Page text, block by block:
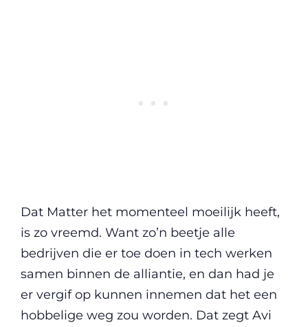
Dat Matter het momenteel moeilijk heeft,
is zo vreemd. Want zo’n beetje alle
bedrijven die er toe doen in tech werken
samen binnen de alliantie, en dan had je
er vergif op kunnen innemen dat het een
hobbelige weg zou worden. Dat zegt Avi